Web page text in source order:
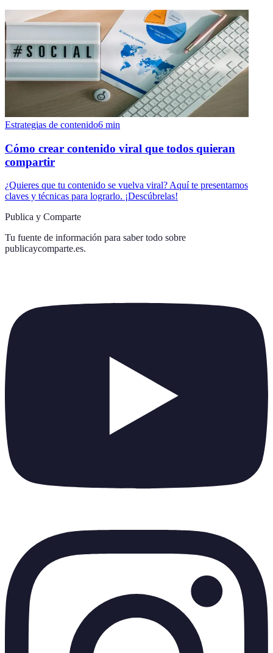
Estrategias de contenido6 min
Cómo crear contenido viral que todos quieran
compartir
¿Quieres que tu contenido se vuelva viral? Aquí te presentamos
claves y técnicas para lograrlo. ¡Descúbrelas!
Publica y Comparte
Tu fuente de información para saber todo sobre
publicaycomparte.es.